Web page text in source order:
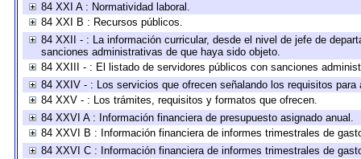
84 XXI A : Normatividad laboral.
84 XXI B : Recursos públicos.
84 XXII - : La información curricular, desde el nivel de jefe de
sanciones administrativas de que haya sido objeto.
84 XXIII - : El listado de servidores públicos con sanciones
84 XXIV - : Los servicios que ofrecen señalando los requisitos para
84 XXV - : Los trámites, requisitos y formatos que ofrecen.
84 XXVI A : Información financiera de presupuesto asignado anual.
84 XXVI B : Información financiera de informes trimestrales de
84 XXVI C : Información financiera de informes trimestrales de